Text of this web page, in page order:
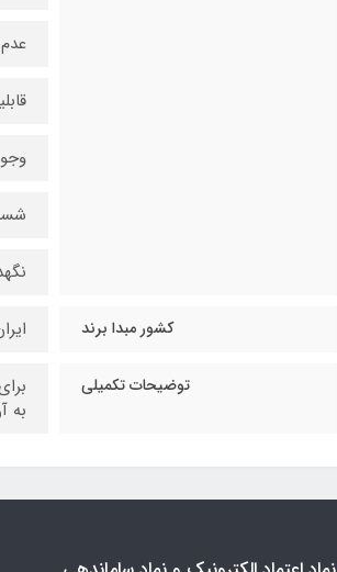
کشور مبدا برند
توضیحات تکمیلی
به